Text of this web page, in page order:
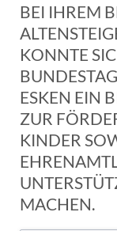
BEI IHREM
KONNTE
ESKEN EIN
ZUR
KINDER
MACHEN.